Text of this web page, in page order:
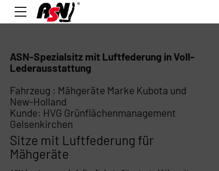
ASN-Spezialsitz mit Luftfederung in Voll-
Lederausstattung
Fahrzeug : Mähgeräte Marke Kubota und
New-Holland
Kunde: HVG Grünflächenmanagement
Gelsenkirchen
Sitze mit Luftfederung für
Mähgeräte